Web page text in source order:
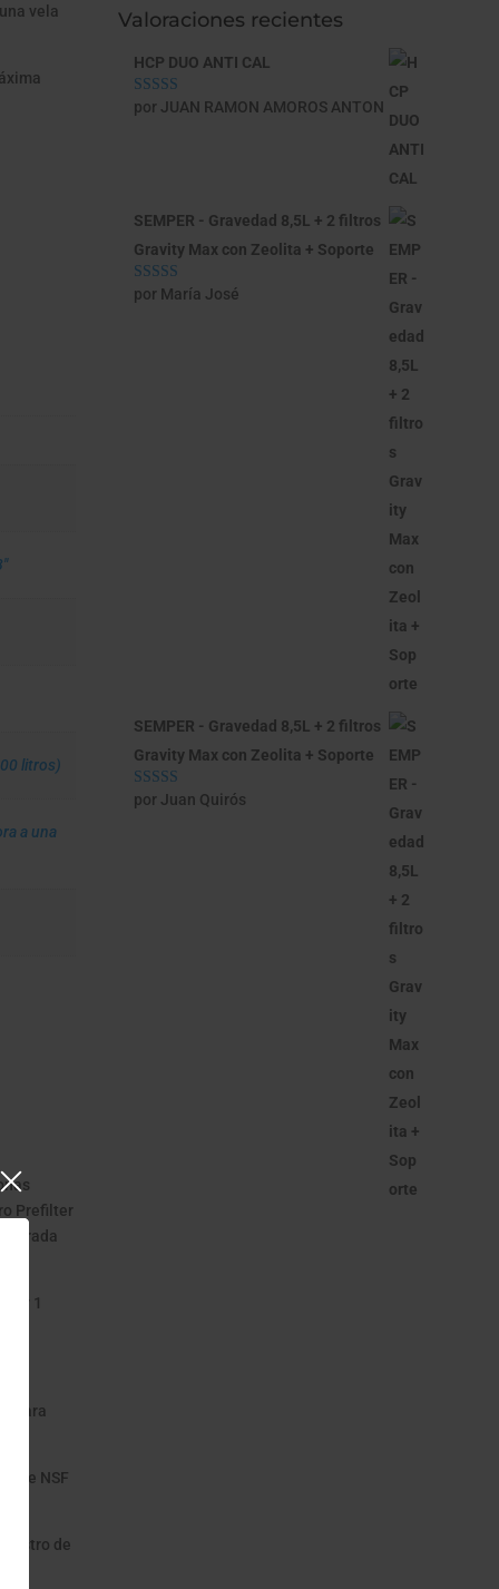
vela
litros)
a una
Prefilter
filtrada
y 1
para
de NSF
de
Valoraciones recientes
HCP DUO ANTI CAL
Valorado con
por JUAN RAMON AMOROS ANTON
SEMPER - Gravedad 8,5L + 2 filtros
Gravity Max con Zeolita + Soporte
Valorado con
por María José
SEMPER - Gravedad 8,5L + 2 filtros
Gravity Max con Zeolita + Soporte
Valorado con
por Juan Quirós